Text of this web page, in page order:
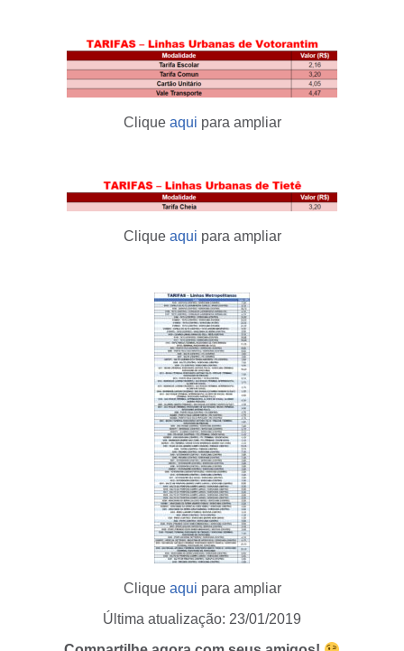
Clique aqui para ampliar
Clique aqui para ampliar
Clique aqui para ampliar
Última atualização: 23/01/2019